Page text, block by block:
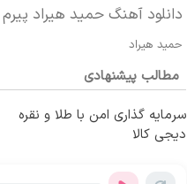
دانلود آهنگ حمید هیراد
حمید هیراد
مطالب پیشنهادی
سرمایه گذاری امن با طلا و نقره
دیجی کالا